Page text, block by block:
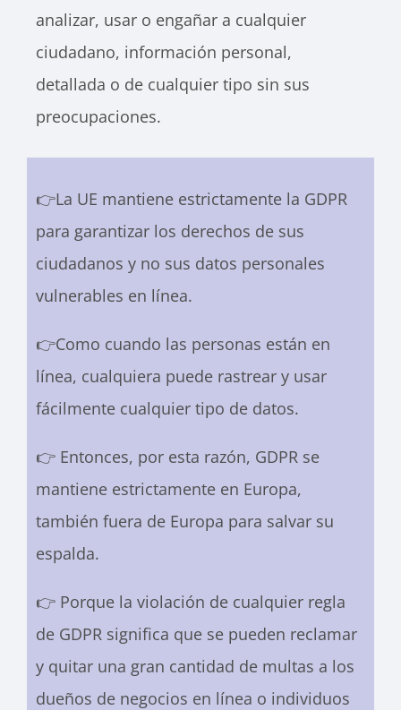
analizar, usar o engañar a cualquier
ciudadano, información personal,
detallada o de cualquier tipo sin sus
preocupaciones.
👉La UE mantiene estrictamente la GDPR
para garantizar los derechos de sus
ciudadanos y no sus datos personales
vulnerables en línea.
👉Como cuando las personas están en
línea, cualquiera puede rastrear y usar
fácilmente cualquier tipo de datos.
👉 Entonces, por esta razón, GDPR se
mantiene estrictamente en Europa,
también fuera de Europa para salvar su
espalda.
👉 Porque la violación de cualquier regla
de GDPR significa que se pueden reclamar
y quitar una gran cantidad de multas a los
dueños de negocios en línea o individuos